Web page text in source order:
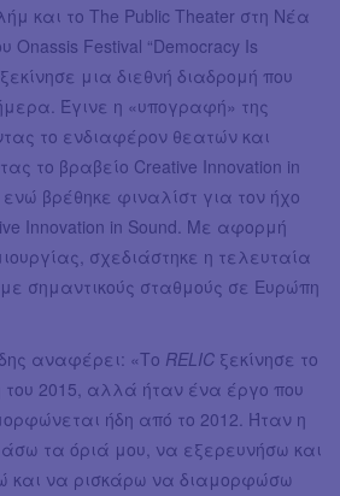
και το The Public Theater στη Νέα
Onassis Festival “Democracy Is
ξεκίνησε μια διεθνή διαδρομή που
Έγινε η «υπογραφή» της
το ενδιαφέρον θεατών και
το βραβείο Creative Innovation in
βρέθηκε φιναλίστ για τον ήχο
Innovation in Sound. Με αφορμή
σχεδιάστηκε η τελευταία
σημαντικούς σταθμούς σε Ευρώπη
αναφέρει: «Το RELIC ξεκίνησε το
του 2015, αλλά ήταν ένα έργο που
ήδη από το 2012. Ήταν η
τα όριά μου, να εξερευνήσω και
και να ρισκάρω να διαμορφώσω